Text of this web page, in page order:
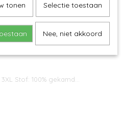
Stof: 100% gekamd…
tonen Selectie toestaan
Nee, niet akkoord